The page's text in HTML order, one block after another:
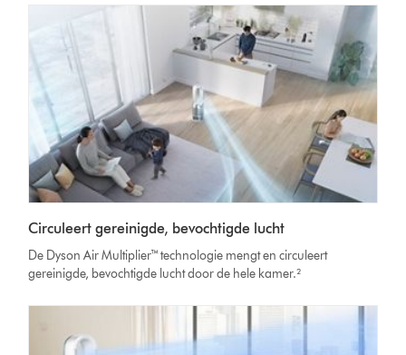
Circuleert gereinigde, bevochtigde lucht
De Dyson Air Multiplier™ technologie mengt en circuleert
gereinigde, bevochtigde lucht door de hele kamer.²